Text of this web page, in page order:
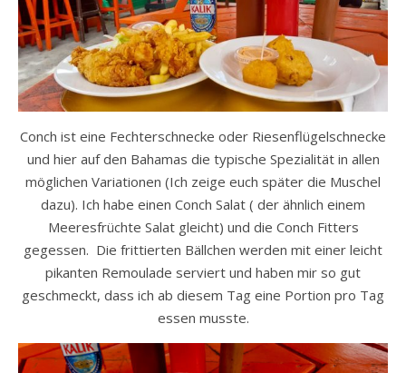
Conch ist eine Fechterschnecke oder Riesenflügelschnecke
und hier auf den Bahamas die typische Spezialität in allen
möglichen Variationen (Ich zeige euch später die Muschel
dazu). Ich habe einen Conch Salat ( der ähnlich einem
Meeresfrüchte Salat gleicht) und die Conch Fitters
gegessen. Die frittierten Bällchen werden mit einer leicht
pikanten Remoulade serviert und haben mir so gut
geschmeckt, dass ich ab diesem Tag eine Portion pro Tag
essen musste.